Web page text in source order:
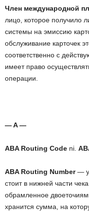
Член международной
лицо, которое получило
системы на эмиссию
обслуживание карточек
соответственно с
имеет право
операции.
— A —
ABA Routing Code ni.
ABA Routing Number—
стоит в нижней части
обрамленное
хранится сумма, на